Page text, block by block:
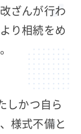
ざんが行わ
り相続をめ
しかつ自ら
様式不備と